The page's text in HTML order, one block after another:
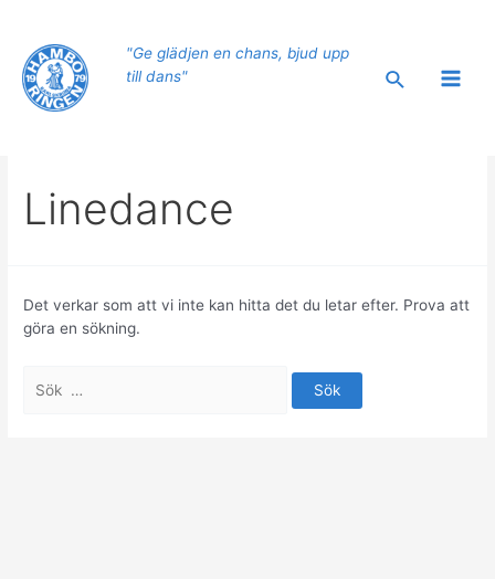
innehåll
"Ge glädjen en chans, bjud upp
till dans"
Sök
Main
Linedance
Det verkar som att vi inte kan hitta det du letar efter. Prova att
göra en sökning.
efter: